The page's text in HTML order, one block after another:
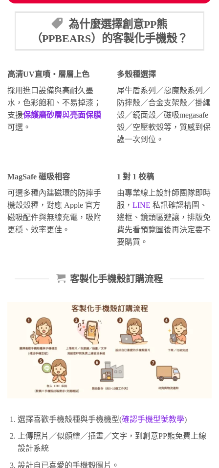
為什麼選擇創意PP熊
（PPBEARS）的客製化手機殼？
高清UV直噴・層層上色
採用進口設備與高耐久墨
水，色彩飽和、不易掉漆；
支援保護磨砂層與亮面保膜
可選。
多殼種選擇
犀牛盾系列／惡魔殼系列／
防摔殼／合金支架殼／掛繩
殼／鏡面殼／磁吸megasafe
殼／空壓軟殼等，質感到保
護一次到位。
MagSafe 磁吸相容
可選多種內建磁環的防摔手
機殼殼種，對應 Apple 官方
磁吸配件與無線充電，吸附
更穩、效率更佳。
1 對 1 校稿
由專業線上設計師團隊即時
服， LINE 私訊確認構圖、
邊框、鏡頭區避讓，排版免
費先看預覽圖後再決定要不
要購買。
客製化手機殼訂購流程
選擇喜歡手機殼種與手機機型(確認手機型號教學)
上傳照片／似顏繪／插畫／文字，到創意PP熊免費上線
設計系統
設計自已喜愛的手機殼圖片。